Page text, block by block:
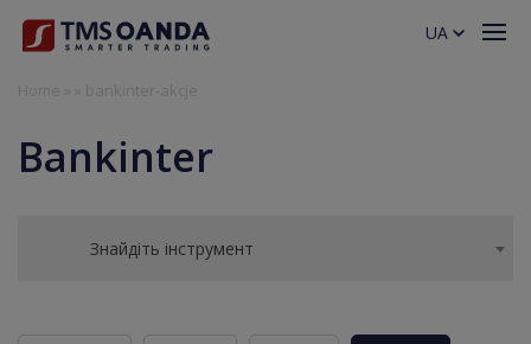
Bankinter
Знайдіть інструмент
UA